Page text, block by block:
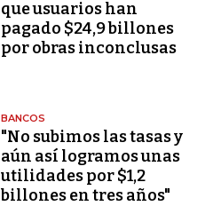
que usuarios han
pagado $24,9 billones
por obras inconclusas
BANCOS
"No subimos las tasas y
aún así logramos unas
utilidades por $1,2
billones en tres años"